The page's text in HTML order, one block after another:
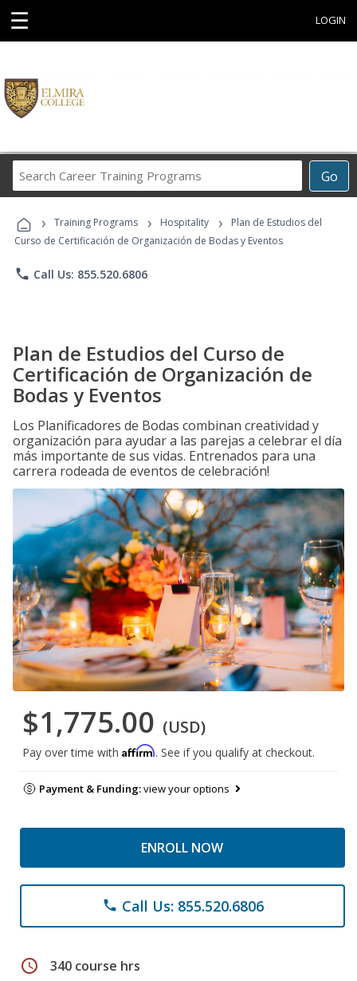
☰ LOGIN
Go
Career
Programs
› Training Programs › Hospitality ›
Plan de Estudios del
Curso de Certificación de Organización de Bodas y Eventos
phone Call Us: 855.520.6806
Plan de Estudios del Curso de
Certificación de Organización de
Bodas y Eventos
Los Planificadores de Bodas combinan creatividad y
organización para ayudar a las parejas a celebrar el día
más importante de sus vidas. Entrenados para una
carrera rodeada de eventos de celebración!
$1,775.00 (USD)
Pay over time with Affirm. See if you qualify at checkout.
Payment & Funding:view your options
ENROLL NOW
phone Call Us: 855.520.6806
schedule 340 course hrs